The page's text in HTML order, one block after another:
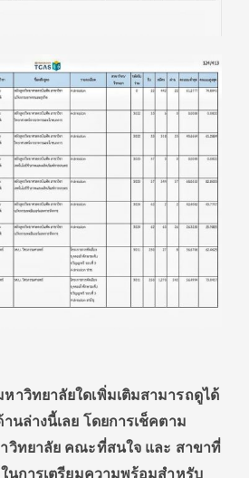
าวิทยาลัยใดเพิ่มเติมสามารถดูได้
นล่างนี้เลย โดยการเช็คตาม
วิทยาลัย คณะที่สนใจ และ สาขาที่
นการเตรียมความพร้อมสำหรับ